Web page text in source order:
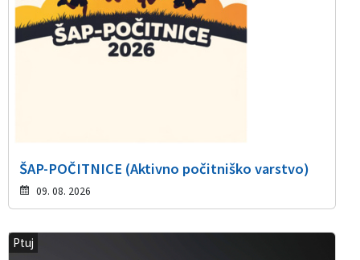
ŠAP-POČITNICE (Aktivno počitniško varstvo)
09. 08. 2026
Ptuj